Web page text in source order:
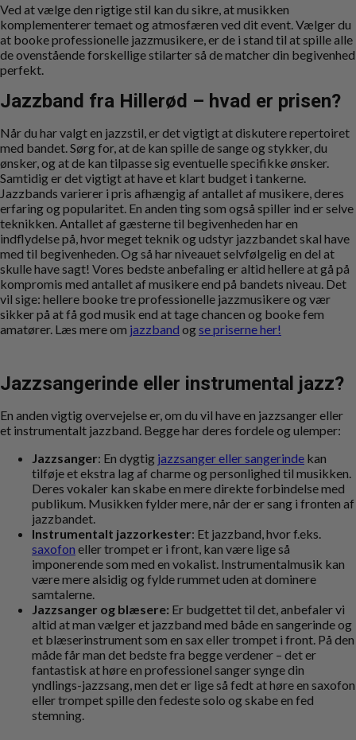
Ved at vælge den rigtige stil kan du sikre, at musikken
komplementerer temaet og atmosfæren ved dit event. Vælger du
at booke professionelle jazzmusikere, er de i stand til at spille alle
de ovenstående forskellige stilarter så de matcher din begivenhed
perfekt.
Jazzband fra Hillerød – hvad er prisen?
Når du har valgt en jazzstil, er det vigtigt at diskutere repertoiret
med bandet. Sørg for, at de kan spille de sange og stykker, du
ønsker, og at de kan tilpasse sig eventuelle specifikke ønsker.
Samtidig er det vigtigt at have et klart budget i tankerne.
Jazzbands varierer i pris afhængig af antallet af musikere, deres
erfaring og popularitet. En anden ting som også spiller ind er selve
teknikken. Antallet af gæsterne til begivenheden har en
indflydelse på, hvor meget teknik og udstyr jazzbandet skal have
med til begivenheden. Og så har niveauet selvfølgelig en del at
skulle have sagt! Vores bedste anbefaling er altid hellere at gå på
kompromis med antallet af musikere end på bandets niveau. Det
vil sige: hellere booke tre professionelle jazzmusikere og vær
sikker på at få god musik end at tage chancen og booke fem
amatører. Læs mere om jazzband ogse priserne her!
Jazzsangerinde eller instrumental jazz?
En anden vigtig overvejelse er, om du vil have en jazzsanger eller
et instrumentalt jazzband. Begge har deres fordele og ulemper:
Jazzsanger: En dygtig jazzsanger eller sangerinde kan
tilføje et ekstra lag af charme og personlighed til musikken.
Deres vokaler kan skabe en mere direkte forbindelse med
publikum. Musikken fylder mere, når der er sang i fronten af
jazzbandet.
Instrumentalt jazzorkester: Et jazzband, hvor f.eks.
saxofon eller trompet er i front, kan være lige så
imponerende som med en vokalist. Instrumentalmusik kan
være mere alsidig og fylde rummet uden at dominere
samtalerne.
Jazzsanger og blæsere: Er budgettet til det, anbefaler vi
altid at man vælger et jazzband med både en sangerinde og
et blæserinstrument som en sax eller trompet i front. På den
måde får man det bedste fra begge verdener – det er
fantastisk at høre en professionel sanger synge din
yndlings-jazzsang, men det er lige så fedt at høre en saxofon
eller trompet spille den fedeste solo og skabe en fed
stemning.